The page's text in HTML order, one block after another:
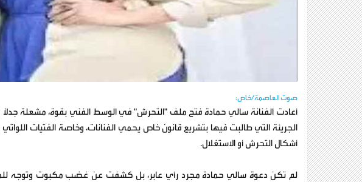
صوت العاصمة/خاص:
أعادت الفنانة سالي حمادة فتح ملف "التحرش" في الوسط الفني بقوة، مشعلة
الجريئة التي طالبت فيها بتشريع قانون خاص يحمي الفنانات، وخاصة الفتيات
أشكال التحرش أو الاستغلال.
لم تكن دعوة سالي حمادة مجرد رأي عابر، بل كشفت عن غضب مكبوت وتوجه